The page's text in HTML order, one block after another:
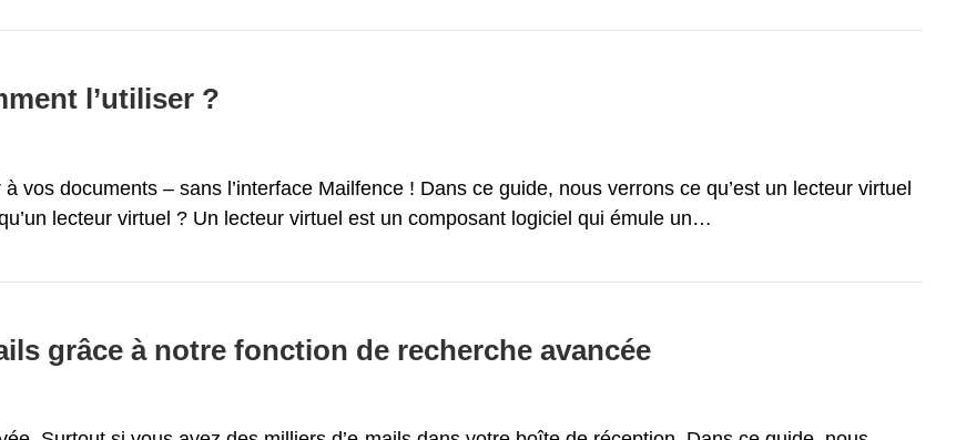
l’utiliser ?
vos documents – sans l’interface Mailfence ! Dans ce guide, nous verrons ce qu’est un lecteur virtuel
lecteur virtuel ? Un lecteur virtuel est un composant logiciel qui émule un…
grâce à notre fonction de recherche avancée